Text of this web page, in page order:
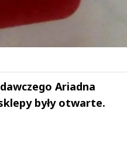
Ariadna
były otwarte.